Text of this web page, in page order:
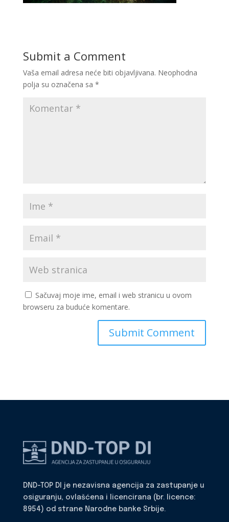
Submit a Comment
Vaša email adresa neće biti objavljivana. Neophodna
polja su označena sa *
Sačuvaj moje ime, email i web stranicu u ovom
browseru za buduće komentare.
DND-TOP DI je nezavisna agencija za zastupanje u
osiguranju, ovlašćena i licencirana (br. licence:
8954) od strane Narodne banke Srbije.